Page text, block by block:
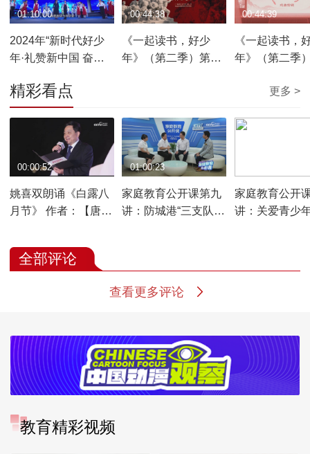
2024年“新时代好少
年·礼赞新中国 奋进
成果展
01:10:00
《一起读书，好少
年》（第二季）第五
00:44:38
《一起读书，
年》（第二季
00:44:39
精彩看点 更多 >
姚喜双朗诵《白露八
月节》 作者：【唐】
00:00:52
家庭教育公开课第九
讲：防城港“三支队
01:00:23
家庭教育公开
讲：关爱青少
全部评论
查看更多评论
教育精彩视频